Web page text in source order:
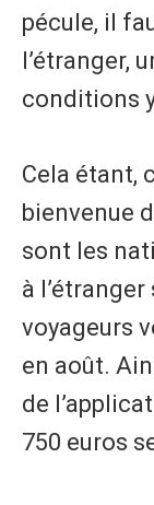
pécule, il
l’étranger,
conditions
Cela étant,
bienvenue
sont les
à
voyageurs
en août.
de
750 euros